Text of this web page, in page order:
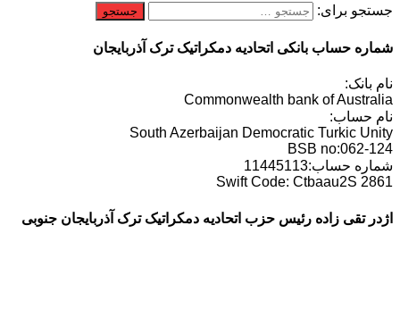
جستجو برای:
شماره حساب بانکی اتحادیه دمکراتیک ترک آذربایجان
نام بانک:
Commonwealth bank of Australia
نام حساب:
South Azerbaijan Democratic Turkic Unity
BSB no:062-124
شماره حساب:11445113
Swift Code: Ctbaau2S 2861
اژدر تقی زاده رئیس حزب اتحادیه دمکراتیک ترک آذربایجان جنوبی